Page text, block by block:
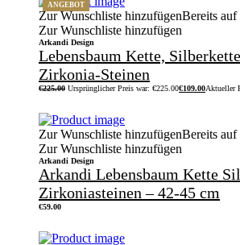
ANGEBOT
Zur Wunschliste hinzufügenBereits auf
Zur Wunschliste hinzufügen
Arkandi Design
Lebensbaum Kette,
Zirkonia-Steinen
€225.00 Ursprünglicher Preis war: €225.00€109.00Aktueller
Zur Wunschliste hinzufügenBereits auf
Zur Wunschliste hinzufügen
Arkandi Design
Arkandi Lebensbaum Kette
Zirkoniasteinen – 42-45 cm
€59.00